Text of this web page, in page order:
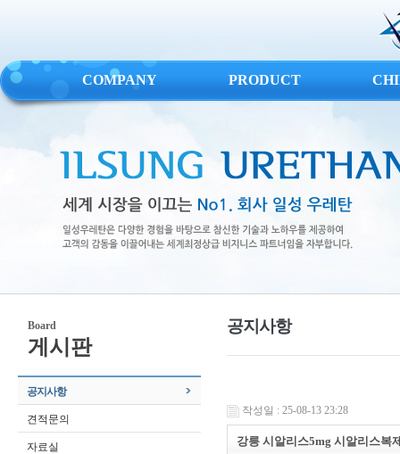
COMPANY PRODUCT
Board
게시판
공지사항
견적문의
자료실
공지사항
작성일 : 25-08-13 23:28
강릉 시알리스5mg 시알리스복